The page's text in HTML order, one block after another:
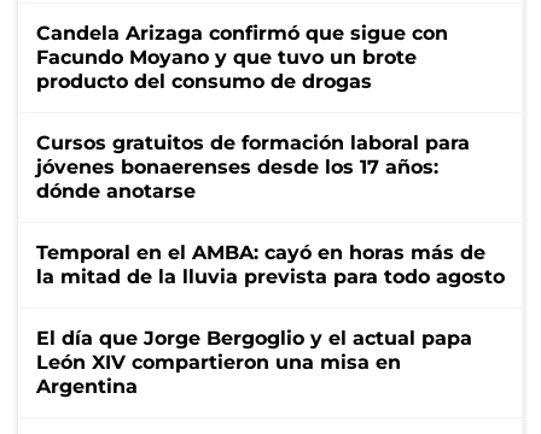
Candela Arizaga confirmó que sigue con
Facundo Moyano y que tuvo un brote
producto del consumo de drogas
Cursos gratuitos de formación laboral para
jóvenes bonaerenses desde los 17 años:
dónde anotarse
Temporal en el AMBA: cayó en horas más de
la mitad de la lluvia prevista para todo agosto
El día que Jorge Bergoglio y el actual papa
León XIV compartieron una misa en
Argentina